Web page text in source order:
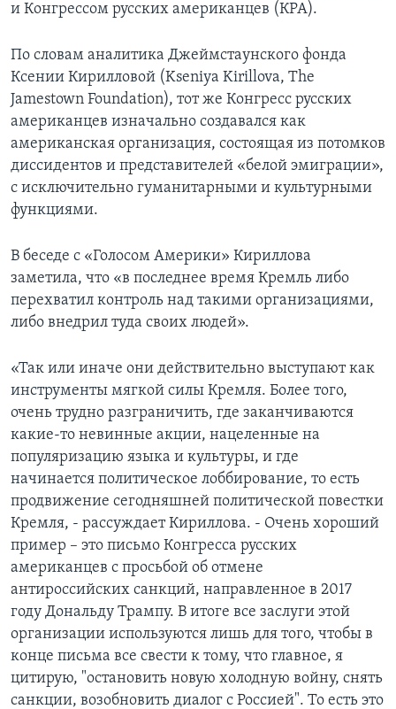
и Конгрессом русских американцев (КРА).
По словам аналитика Джеймстаунского фонда
Ксении Кирилловой (Kseniya Kirillova, The
Jamestown Foundation), тот же Конгресс русских
американцев изначально создавался как
американская организация, состоящая из потомков
диссидентов и представителей «белой эмиграции»,
с исключительно гуманитарными и культурными
функциями.
В беседе с «Голосом Америки» Кириллова
заметила, что «в последнее время Кремль либо
перехватил контроль над такими организациями,
либо внедрил туда своих людей».
«Так или иначе они действительно выступают как
инструменты мягкой силы Кремля. Более того,
очень трудно разграничить, где заканчиваются
какие-то невинные акции, нацеленные на
популяризацию языка и культуры, и где
начинается политическое лоббирование, то есть
продвижение сегодняшней политической повестки
Кремля, - рассуждает Кириллова. - Очень хороший
пример – это письмо Конгресса русских
американцев с просьбой об отмене
антироссийских санкций, направленное в 2017
году Дональду Трампу. В итоге все заслуги этой
организации используются лишь для того, чтобы в
конце письма все свести к тому, что главное, я
цитирую, "остановить новую холодную войну, снять
санкции, возобновить диалог с Россией". То есть это